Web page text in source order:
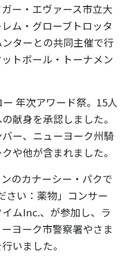
ー・エヴァース市立大
ム・グローブトロッタ
ターとの共同主催で行
トボール・トーナメン
年次アワード祭。15人
献身を承認しました。
ー、ニューヨーク州騎
や他が含まれました。
のカナーシー・パクで
さい：薬物」コンサー
ムInc.、が参加し、ラ
ヨーク市警察署やさま
いました。